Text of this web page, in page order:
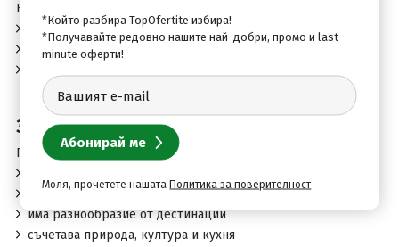
Най-изгодните почивки в Гърция се намират при:
ранни записвания
last minute оферти
Защо да избереш почивка в Гърция?
Гърция е толкова популярна, защото:
предлага невероятни плажове
има разнообразие от дестинации
съчетава природа, култура и кухня
*Който разбира TopOfertite избира!
*Получавайте редовно нашите най-добри, промо и last
minute оферти!
Моля, прочетете нашатаПолитика за поверителност